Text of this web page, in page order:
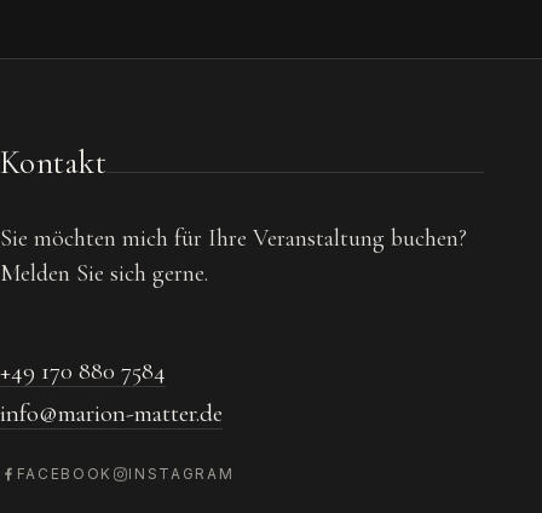
Kontakt
Sie möchten mich für Ihre Veranstaltung buchen?
Melden Sie sich gerne.
+49 170 880 7584
info@marion-matter.de
FACEBOOK INSTAGRAM